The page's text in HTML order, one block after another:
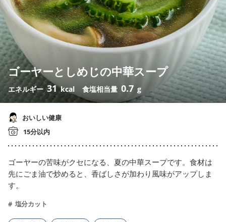
ゴーヤーとしめじの中華スープ
エネルギー 31 kcal 食塩相当量 0.7 g
おいしい健康
15分以内
ゴーヤーの苦味がクセになる、夏の中華スープです。食材は
先にごま油で炒めると、香ばしさが加わり風味がアップしま
す。
塩分カット